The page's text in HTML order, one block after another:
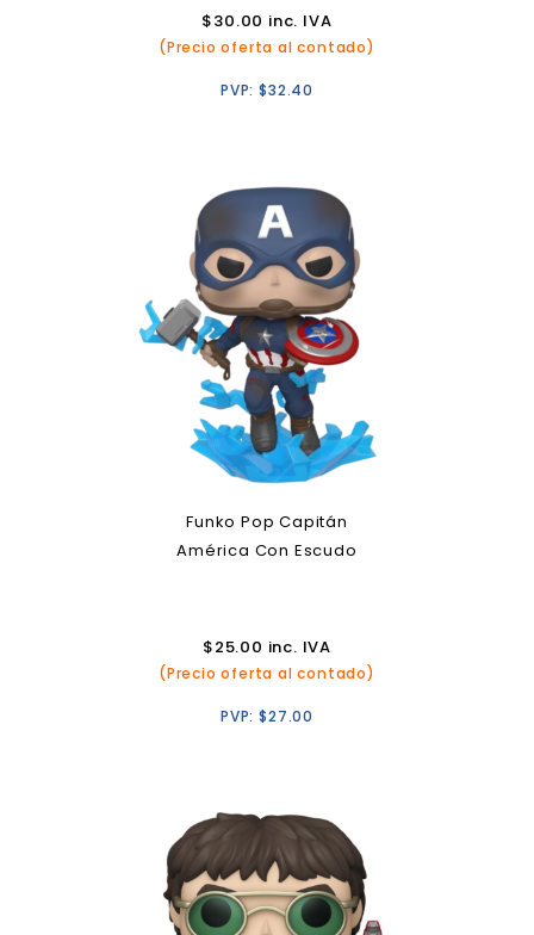
$30.00 inc. IVA
(Precio oferta al contado)
PVP:$32.40
Funko Pop Capitán
América Con Escudo
$25.00 inc. IVA
(Precio oferta al contado)
PVP:$27.00